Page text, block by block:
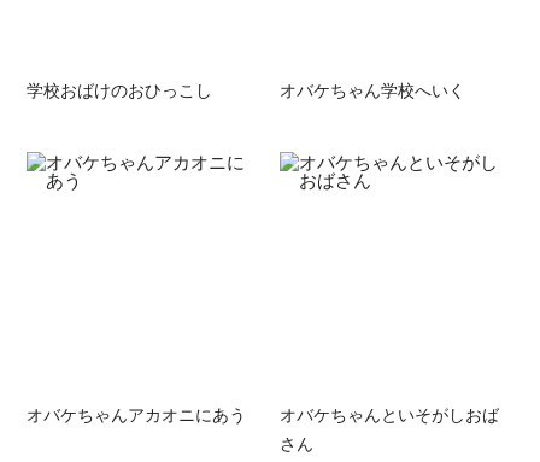
学校おばけのおひっこし オバケちゃん学校へいく
オバケちゃんアカオニにあう
オバケちゃんといそがしおば
さん